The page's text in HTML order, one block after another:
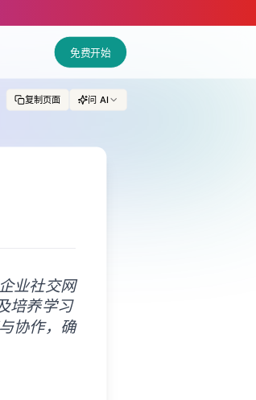
免费开始
复制页面 问 AI
业社交网
培养学习
协作，确